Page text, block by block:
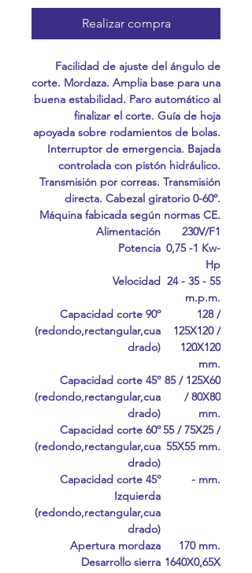
Realizar compra
Facilidad de ajuste del ángulo de
corte. Mordaza. Amplia base para una
buena estabilidad. Paro automático al
finalizar el corte. Guía de hoja
apoyada sobre rodamientos de bolas.
Interruptor de emergencia. Bajada
controlada con pistón hidráulico.
Transmisión por correas. Transmisión
directa. Cabezal giratorio 0-60º.
Máquina fabicada según normas CE.
Alimentación
230V/F1
Potencia 0,75 -1 Kw-
Hp
Velocidad 24 - 35 - 55
m.p.m.
Capacidad corte 90º
(redondo,rectangular,cua
drado)
128 /
125X120 /
120X120
mm.
Capacidad corte 45º
(redondo,rectangular,cua
drado)
85 / 125X60
/ 80X80
mm.
Capacidad corte 60º
(redondo,rectangular,cua
drado)
55 / 75X25 /
55X55 mm.
Capacidad corte 45º
Izquierda
(redondo,rectangular,cua
drado)
- mm.
Apertura mordaza
170 mm.
Desarrollo sierra 1640X0,65X